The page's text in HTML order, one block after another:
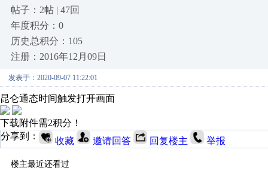
帖子：2帖 | 47回
年度积分：0
历史总积分：105
注册：2016年12月09日
发表于：2020-09-07 11:22:01
昆仑通态时间触发打开画面
下载附件需2积分！
分享到：
收藏 邀请回答 回复楼主 举报
楼主最近还看过